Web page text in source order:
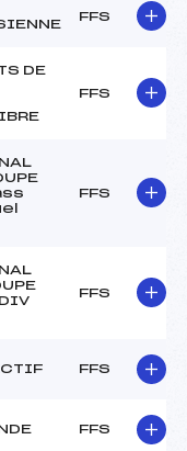
FFS
DE
FFS
FFS
FFS
FFS
FFS